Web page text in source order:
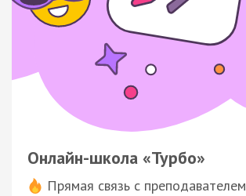
Онлайн-школа «Турбо»
Прямая связь с преподавателем